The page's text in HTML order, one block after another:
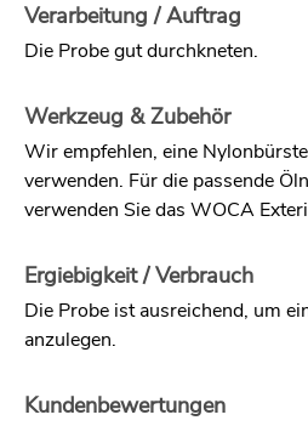
Verarbeitung / Auftrag
Die Probe gut durchkneten.
Werkzeug & Zubehör
Wir empfehlen, eine
verwenden. Für die passende
verwenden Sie das WOCA
Ergiebigkeit / Verbrauch
Die Probe ist ausreichend, um
anzulegen.
Kundenbewertungen